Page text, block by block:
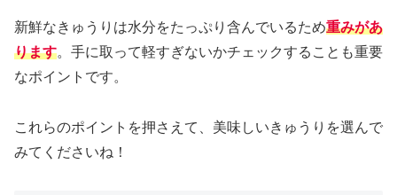
新鮮なきゅうりは水分をたっぷり含んでいるため重みがあ
ります。手に取って軽すぎないかチェックすることも重要
なポイントです。
これらのポイントを押さえて、美味しいきゅうりを選んで
みてくださいね！